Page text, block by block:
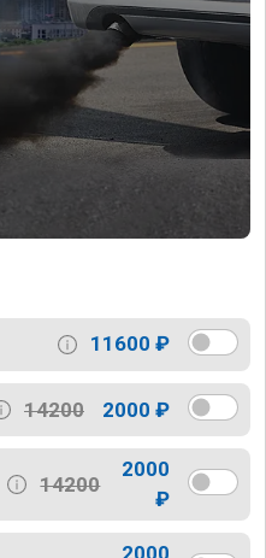
11600 ₽
14200 2000 ₽
14200
2000
₽